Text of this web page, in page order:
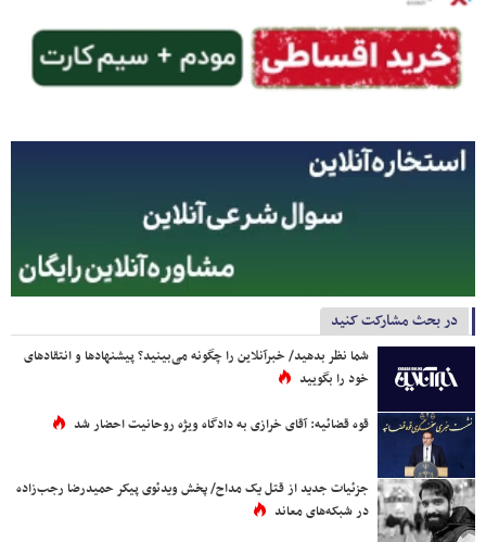
در بحث مشارکت کنید
شما نظر بدهید/ خبرآنلاین را چگونه می‌بینید؟ پیشنهادها و انتقادهای
خود را بگویید
قوه قضائیه: آقای خرازی به دادگاه ویژه روحانیت احضار شد
جزئیات جدید از قتل یک مداح/ پخش ویدئوی پیکر حمیدرضا رجب‌زاده
در شبکه‌های معاند